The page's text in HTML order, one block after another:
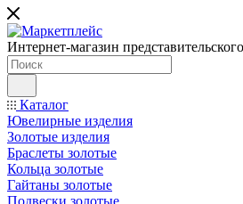
Интернет-магазин
Каталог
Ювелирные изделия
Золотые изделия
Браслеты золотые
Кольца золотые
Гайтаны золотые
Подвески золотые